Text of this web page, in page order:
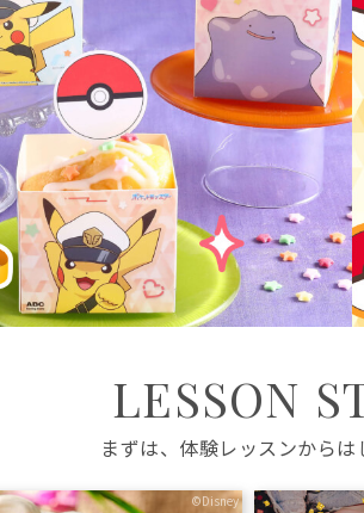
LESSON
まずは、体験レッスンからは
©Disney